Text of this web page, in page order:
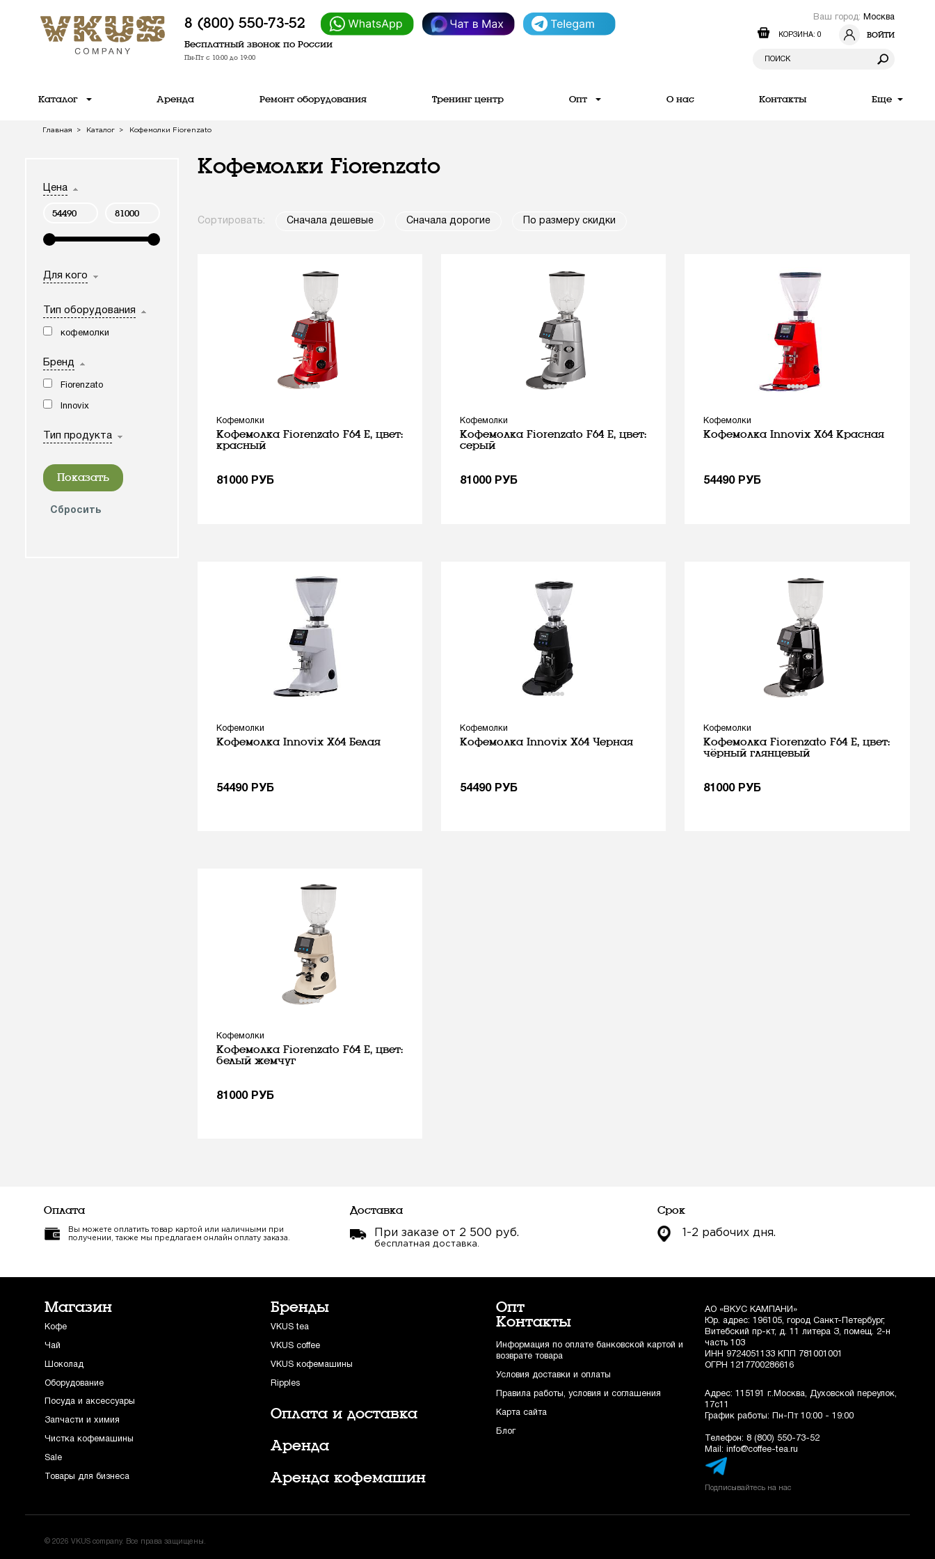
8 (800) 550-73-52
Бесплатный звонок по России
Пн-Пт с 10:00 до 19:00
Ваш город: Москва
КОРЗИНА: 0 ВОЙТИ
Каталог Аренда Ремонт оборудования Тренинг центр Опт О нас Контакты Еще
Главная Каталог Кофемолки Fiorenzato
Кофемолки Fiorenzato
Сортировать: Сначала дешевые Сначала дорогие По размеру скидки
Кофемолки
Кофемолка Fiorenzato F64 E, цвет:
красный
81000 РУБ
Кофемолки
Кофемолка Fiorenzato F64 E, цвет:
серый
81000 РУБ
Кофемолки
Кофемолка Innovix X64 Красная
54490 РУБ
Кофемолки
Кофемолка Innovix X64 Белая
54490 РУБ
Кофемолки
Кофемолка Innovix X64 Черная
54490 РУБ
Кофемолки
Кофемолка Fiorenzato F64 E, цвет:
чёрный глянцевый
81000 РУБ
Кофемолки
Кофемолка Fiorenzato F64 E, цвет:
белый жемчуг
81000 РУБ
Цена
Для кого
Тип оборудования
кофемолки
Бренд
Fiorenzato
Innovix
Тип продукта
Оплата
Вы можете оплатить товар картой или наличными при
получении, также мы предлагаем онлайн оплату заказа.
Доставка
При заказе от 2 500 руб.
бесплатная доставка.
Срок
1-2 рабочих дня.
Магазин
Кофе
Чай
Шоколад
Оборудование
Посуда и аксессуары
Запчасти и химия
Чистка кофемашины
Sale
Товары для бизнеса
Бренды
VKUS tea
VKUS coffee
VKUS кофемашины
Ripples
Оплата и доставка
Аренда
Аренда кофемашин
Опт
Контакты
Информация по оплате банковской картой и
возврате товара
Условия доставки и оплаты
Правила работы, условия и соглашения
Карта сайта
Блог
АО «ВКУС КАМПАНИ»
Юр. адрес: 196105, город Санкт-Петербург,
Витебский пр-кт, д. 11 литера З, помещ. 2-н
часть 103
ИНН 9724051133 КПП 781001001
ОГРН 1217700286616
Адрес: 115191 г..Москва, Духовской переулок,
17с11
График работы: Пн-Пт 10:00 - 19:00
Телефон:8 (800) 550-73-52
Mail:info@coffee-tea.ru
Подписывайтесь на нас
© 2026 VKUS company. Все права защищены.